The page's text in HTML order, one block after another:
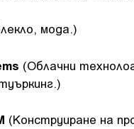
мода.)
(Облачни
(Конструиране на